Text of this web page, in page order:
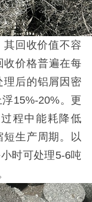
回收价值不容
收价格普遍在每
理后的铝屑因密
15%-20%。更
程中能耗降低
生产周期。以
时可处理5-6吨